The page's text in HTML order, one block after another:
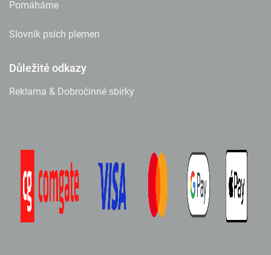
Pomáháme
Slovník psích plemen
Důležité odkazy
Reklama & Dobročinné sbírky